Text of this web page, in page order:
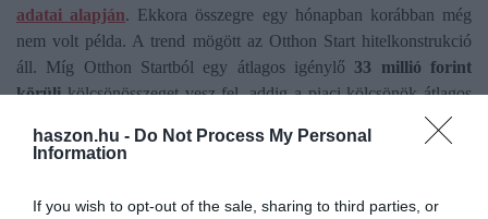
haszon.hu - Do Not Process My Personal
Information
If you wish to opt-out of the sale, sharing to third parties, or
adatai alapján. Ekkora összegre egy hónapban korábban még
nem volt példa. A trend mögött az Otthon Start hitelkonstrukció
áll. Míg Otthon Startból egy átlagos igénylő 33 millió forint
körülikölcsönösszeget vesz fel, addig a piaci kölcsönök átlagos